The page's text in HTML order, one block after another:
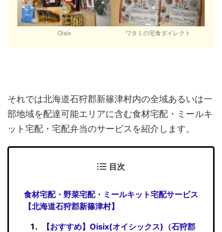
Oisix ワタミの宅食ダイレクト
それでは北海道石狩郡新篠津村内の全域あるいは一
部地域を配達可能エリアに含む食材宅配・ミールキ
ット宅配・宅配弁当のサービスを紹介します。
目次
食材宅配・野菜宅配・ミールキット宅配サービス
【北海道石狩郡新篠津村】
【おすすめ】Oisix(オイシックス)（石狩郡